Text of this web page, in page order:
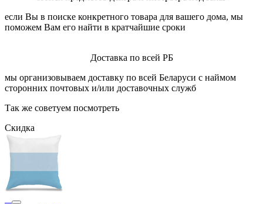
если Вы в поиске конкретного товара для вашего дома, мы
поможем Вам его найти в кратчайшие сроки
Доставка по всей РБ
мы организовываем доставку по всей Беларуси с наймом
сторонних почтовых и/или доставочных служб
Так же советуем посмотреть
Скидка